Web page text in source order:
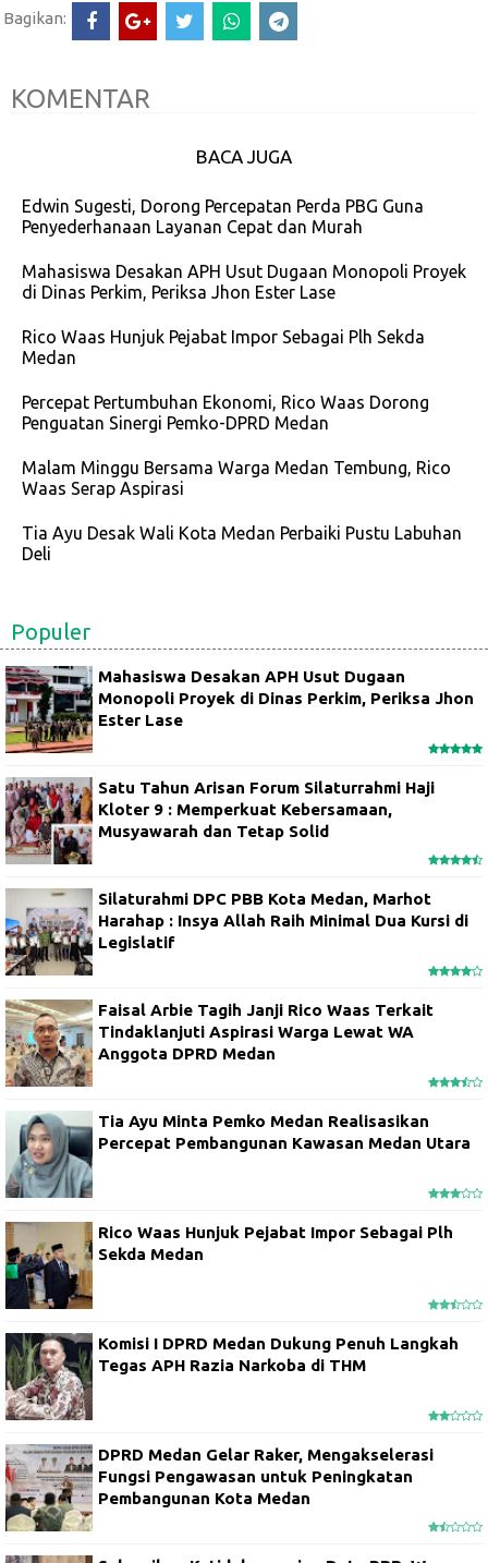
Bagikan:
KOMENTAR
BACA JUGA
Edwin Sugesti, Dorong Percepatan Perda PBG Guna
Penyederhanaan Layanan Cepat dan Murah
Mahasiswa Desakan APH Usut Dugaan Monopoli Proyek
di Dinas Perkim, Periksa Jhon Ester Lase
Rico Waas Hunjuk Pejabat Impor Sebagai Plh Sekda
Medan
Percepat Pertumbuhan Ekonomi, Rico Waas Dorong
Penguatan Sinergi Pemko-DPRD Medan
Malam Minggu Bersama Warga Medan Tembung, Rico
Waas Serap Aspirasi
Tia Ayu Desak Wali Kota Medan Perbaiki Pustu Labuhan
Deli
Populer
Mahasiswa Desakan APH Usut Dugaan
Monopoli Proyek di Dinas Perkim, Periksa Jhon
Ester Lase
Satu Tahun Arisan Forum Silaturrahmi Haji
Kloter 9 : Memperkuat Kebersamaan,
Musyawarah dan Tetap Solid
Silaturahmi DPC PBB Kota Medan, Marhot
Harahap : Insya Allah Raih Minimal Dua Kursi di
Legislatif
Faisal Arbie Tagih Janji Rico Waas Terkait
Tindaklanjuti Aspirasi Warga Lewat WA
Anggota DPRD Medan
Tia Ayu Minta Pemko Medan Realisasikan
Percepat Pembangunan Kawasan Medan Utara
Rico Waas Hunjuk Pejabat Impor Sebagai Plh
Sekda Medan
Komisi I DPRD Medan Dukung Penuh Langkah
Tegas APH Razia Narkoba di THM
DPRD Medan Gelar Raker, Mengakselerasi
Fungsi Pengawasan untuk Peningkatan
Pembangunan Kota Medan